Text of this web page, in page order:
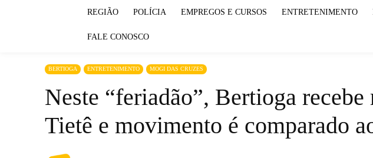
REGIÃO POLÍCIA EMPREGOS E CURSOS ENTRETENIMENTO
FALE CONOSCO
BERTIOGA ENTRETENIMENTO MOGI DAS CRUZES
Neste “feriadão”, Bertioga
Tietê e movimento é comparado